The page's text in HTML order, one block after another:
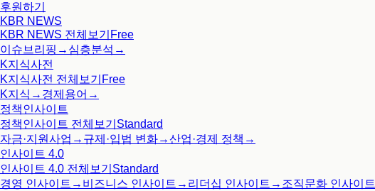
후원하기
KBR NEWS
KBR NEWS 전체보기 Free
이슈브리핑 → 심층분석 →
K지식사전
K지식사전 전체보기 Free
K지식 → 경제용어 →
정책인사이트
정책인사이트 전체보기 Standard
자금·지원사업 → 규제·입법 변화→산업·경제 정책 →
인사이트 4.0
인사이트 4.0 전체보기 Standard
경영 인사이트 → 비즈니스 인사이트 → 리더십 인사이트 → 조직문화 인사이트